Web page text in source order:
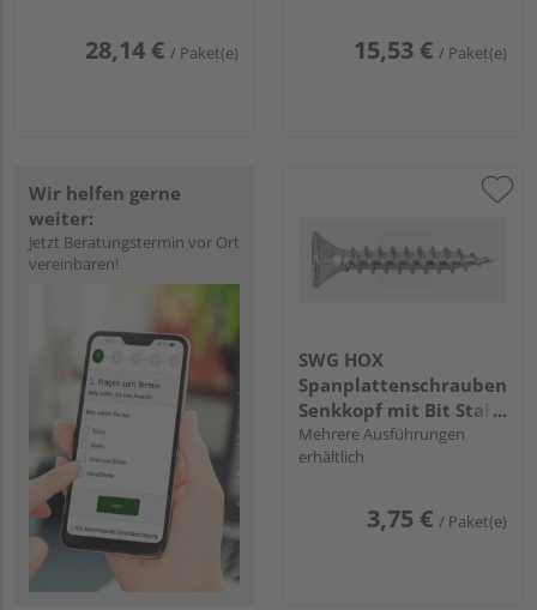
28,14 € / Paket(e) 15,53 € / Paket(e)
Wir helfen gerne
weiter:
Jetzt Beratungstermin vor Ort
vereinbaren!
SWG HOX
Spanplattenschrauben
Senkkopf mit Bit Stahl
verzinkt - Kleinpack
Paket
Mehrere Ausführungen
erhältlich
3,75 € / Paket(e)